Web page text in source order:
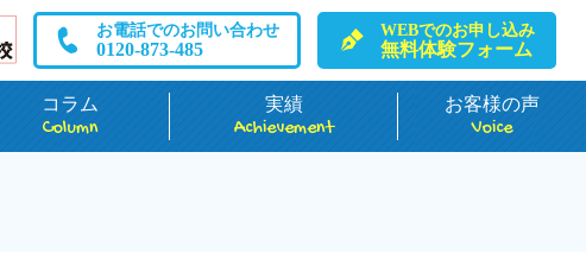
お電話でのお問い合わせ
0120-873-485
WEBでのお申し込み
無料体験フォーム
コラム
Column
実績
Achievement
お客様の声
Voice